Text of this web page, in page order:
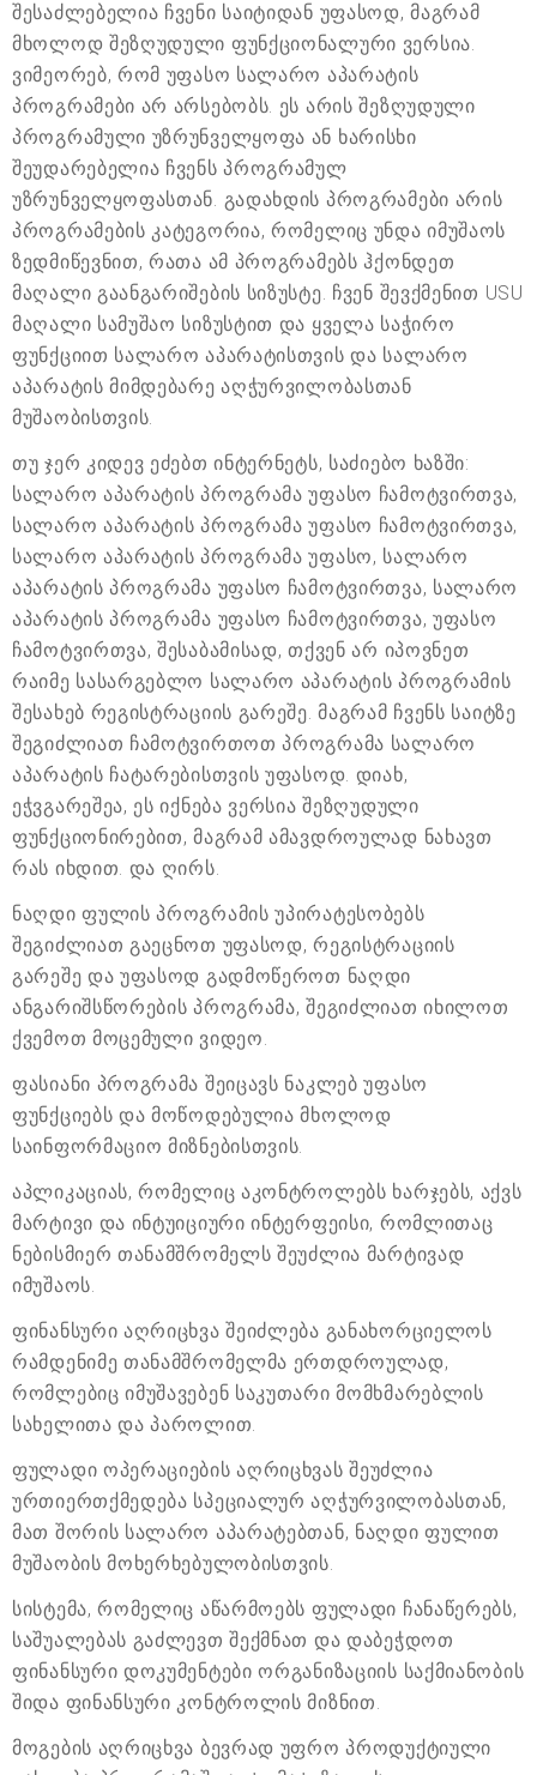
შესაძლებელია ჩვენი საიტიდან უფასოდ, მაგრამ
მხოლოდ შეზღუდული ფუნქციონალური ვერსია.
ვიმეორებ, რომ უფასო სალარო აპარატის
პროგრამები არ არსებობს. ეს არის შეზღუდული
პროგრამული უზრუნველყოფა ან ხარისხი
შეუდარებელია ჩვენს პროგრამულ
უზრუნველყოფასთან. გადახდის პროგრამები არის
პროგრამების კატეგორია, რომელიც უნდა იმუშაოს
ზედმიწევნით, რათა ამ პროგრამებს ჰქონდეთ
მაღალი გაანგარიშების სიზუსტე. ჩვენ შევქმენით USU
მაღალი სამუშაო სიზუსტით და ყველა საჭირო
ფუნქციით სალარო აპარატისთვის და სალარო
აპარატის მიმდებარე აღჭურვილობასთან
მუშაობისთვის.
თუ ჯერ კიდევ ეძებთ ინტერნეტს, საძიებო ხაზში:
სალარო აპარატის პროგრამა უფასო ჩამოტვირთვა,
სალარო აპარატის პროგრამა უფასო ჩამოტვირთვა,
სალარო აპარატის პროგრამა უფასო, სალარო
აპარატის პროგრამა უფასო ჩამოტვირთვა, სალარო
აპარატის პროგრამა უფასო ჩამოტვირთვა, უფასო
ჩამოტვირთვა, შესაბამისად, თქვენ არ იპოვნეთ
რაიმე სასარგებლო სალარო აპარატის პროგრამის
შესახებ რეგისტრაციის გარეშე. მაგრამ ჩვენს საიტზე
შეგიძლიათ ჩამოტვირთოთ პროგრამა სალარო
აპარატის ჩატარებისთვის უფასოდ. დიახ,
ეჭვგარეშეა, ეს იქნება ვერსია შეზღუდული
ფუნქციონირებით, მაგრამ ამავდროულად ნახავთ
რას იხდით. და ღირს.
ნაღდი ფულის პროგრამის უპირატესობებს
შეგიძლიათ გაეცნოთ უფასოდ, რეგისტრაციის
გარეშე და უფასოდ გადმოწეროთ ნაღდი
ანგარიშსწორების პროგრამა, შეგიძლიათ იხილოთ
ქვემოთ მოცემული ვიდეო.
ფასიანი პროგრამა შეიცავს ნაკლებ უფასო
ფუნქციებს და მოწოდებულია მხოლოდ
საინფორმაციო მიზნებისთვის.
აპლიკაციას, რომელიც აკონტროლებს ხარჯებს, აქვს
მარტივი და ინტუიციური ინტერფეისი, რომლითაც
ნებისმიერ თანამშრომელს შეუძლია მარტივად
იმუშაოს.
ფინანსური აღრიცხვა შეიძლება განახორციელოს
რამდენიმე თანამშრომელმა ერთდროულად,
რომლებიც იმუშავებენ საკუთარი მომხმარებლის
სახელითა და პაროლით.
ფულადი ოპერაციების აღრიცხვას შეუძლია
ურთიერთქმედება სპეციალურ აღჭურვილობასთან,
მათ შორის სალარო აპარატებთან, ნაღდი ფულით
მუშაობის მოხერხებულობისთვის.
სისტემა, რომელიც აწარმოებს ფულადი ჩანაწერებს,
საშუალებას გაძლევთ შექმნათ და დაბეჭდოთ
ფინანსური დოკუმენტები ორგანიზაციის საქმიანობის
შიდა ფინანსური კონტროლის მიზნით.
მოგების აღრიცხვა ბევრად უფრო პროდუქტიული